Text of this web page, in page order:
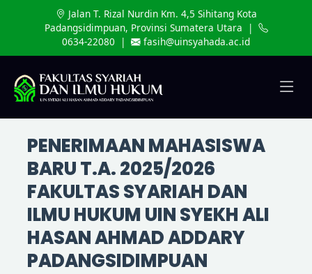
Jalan T. Rizal Nurdin Km. 4,5 Sihitang Kota
Padangsidimpuan, Provinsi Sumatera Utara |
0634-22080 |
fasih@uinsyahada.ac.id
PENERIMAAN MAHASISWA
BARU T.A. 2025/2026
FAKULTAS SYARIAH DAN
ILMU HUKUM UIN SYEKH ALI
HASAN AHMAD ADDARY
PADANGSIDIMPUAN